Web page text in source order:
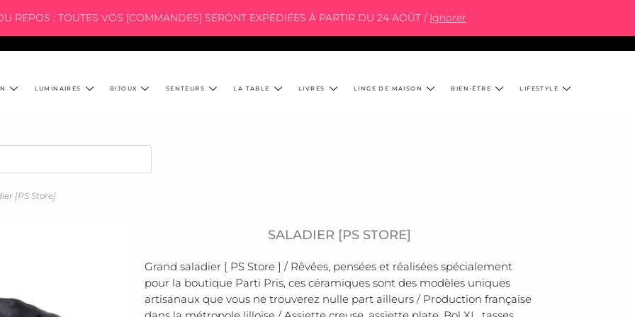
REPOS : TOUTES VOS [COMMANDES] SERONT EXPÉDIÉES À PARTIR DU 24 AOÛT / Ignorer
LUMINAIRES BIJOUX SENTEURS LA TABLE LIVRES LINGE DE MAISON BIEN-ÊTRE LIFESTYLE
[PS Store]
SALADIER [PS STORE]
Grand saladier [ PS Store ] / Rêvées, pensées et réalisées spécialement
pour la boutique Parti Pris, ces céramiques sont des modèles uniques
artisanaux que vous ne trouverez nulle part ailleurs / Production française